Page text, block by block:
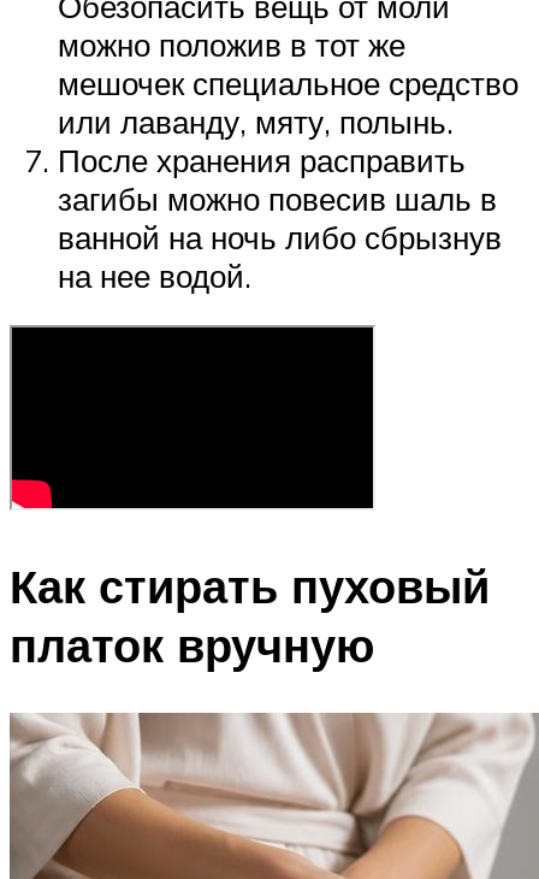
можно положив в тот же
мешочек специальное средство
или лаванду, мяту, полынь.
После хранения расправить
загибы можно повесив шаль в
ванной на ночь либо сбрызнув
на нее водой.
Как стирать пуховый
платок вручную